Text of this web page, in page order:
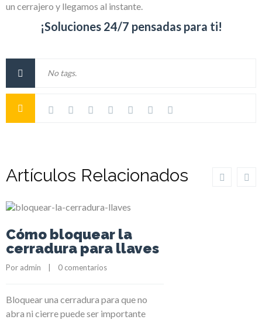
un cerrajero y llegamos al instante.
¡Soluciones 24/7 pensadas para ti!
No tags.
Artículos Relacionados
Cómo bloquear la
cerradura para llaves
Por admin 0 comentarios
Bloquear una cerradura para que no
abra ni cierre puede ser importante